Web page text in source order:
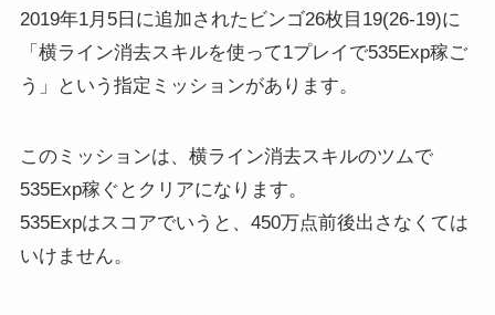
2019年1月5日に追加されたビンゴ26枚目19(26-19)に
「横ライン消去スキルを使って1プレイで535Exp稼ご
う」という指定ミッションがあります。
このミッションは、横ライン消去スキルのツムで
535Exp稼ぐとクリアになります。
535Expはスコアでいうと、450万点前後出さなくては
いけません。